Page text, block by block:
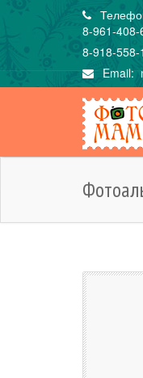
8-961-
8-918-558-
Email: